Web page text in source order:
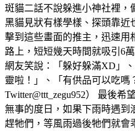
斑貓二話不說躲進小神社裡，
黑貓見狀有樣學樣、探頭靠近
擊到這些畫面的推主，迅速用
路上，短短幾天時間就吸引6
網友笑說：「躲好躲滿XD」
靈啦！」、「有供品可以吃嗎
Twitter@ttt_zegu952） 最後
無事的度日，如果下雨時遇到
趕牠們，等風雨過後牠們就會